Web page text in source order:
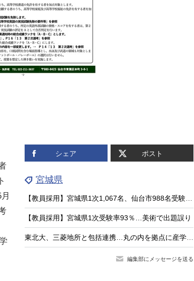
シェア ポスト
宮城県
【教員採用】宮城県1次1,067名、仙台市988名受験…出題ミスも公表
【教員採用】宮城県1次受験率93％…美術で出題誤り
東北大、三菱地所と包括連携…丸の内を拠点に産学連携を強化
編集部にメッセージを送る